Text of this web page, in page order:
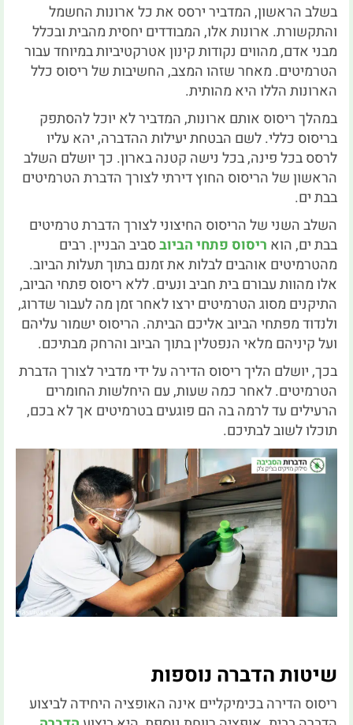
בשלב הראשון, המדביר ירסס את כל ארונות החשמל
והתקשורת. ארונות אלו, המבודדים יחסית מהבית ובכלל
מבני אדם, מהווים נקודות קינון אטרקטיביות במיוחד עבור
הטרמיטים. מאחר שזהו המצב, החשיבות של ריסוס כלל
הארונות הללו היא מהותית.
במהלך ריסוס אותם ארונות, המדביר לא יוכל להסתפק
בריסוס כללי. לשם הבטחת יעילות ההדברה, יהא עליו
לרסס בכל פינה, בכל נישה קטנה בארון. כך יושלם השלב
הראשון של הריסוס החוץ דירתי לצורך הדברת הטרמיטים
בבת ים.
השלב השני של הריסוס החיצוני לצורך הדברת טרמיטים
בבת ים, הוא ריסוס פתחי הביובסביב הבניין. רבים
מהטרמיטים אוהבים לבלות את זמנם בתוך תעלות הביוב.
אלו מהוות עבורם בית חביב ונעים. ללא ריסוס פתחי הביוב,
התיקנים מסוג הטרמיטים ירצו לאחר זמן מה לעבור שדרוג,
ולנדוד מפתחי הביוב אליכם הביתה. הריסוס ישמור עליהם
ועל קיניהם מלאי הנפטלין בתוך הביוב והרחק מבתיכם.
בכך, יושלם הליך ריסוס הדירה על ידי מדביר לצורך הדברת
הטרמיטים. לאחר כמה שעות, עם היחלשות החומרים
הרעילים עד לרמה בה הם פוגעים בטרמיטים אך לא בכם,
תוכלו לשוב לבתיכם.
שיטות הדברה נוספות
ריסוס הדירה בכימיקליים אינה האופציה היחידה לביצוע